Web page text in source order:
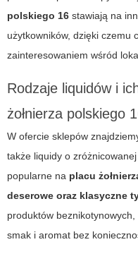
polskiego 16 stawiają na
użytkowników, dzięki czemu
zainteresowaniem wśród
Rodzaje liquidów i
żołnierza polskiego
W ofercie sklepów
także liquidy o
popularne na placu
deserowe oraz klasyczne
produktów
smak i aromat bez